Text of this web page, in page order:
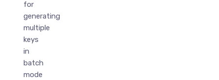
for
generating
multiple
keys
in
batch
mode